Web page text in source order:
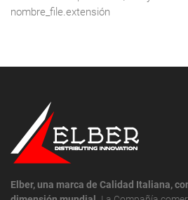
nombre_file.extensión
Elber, una marca de Calidad Italiana,